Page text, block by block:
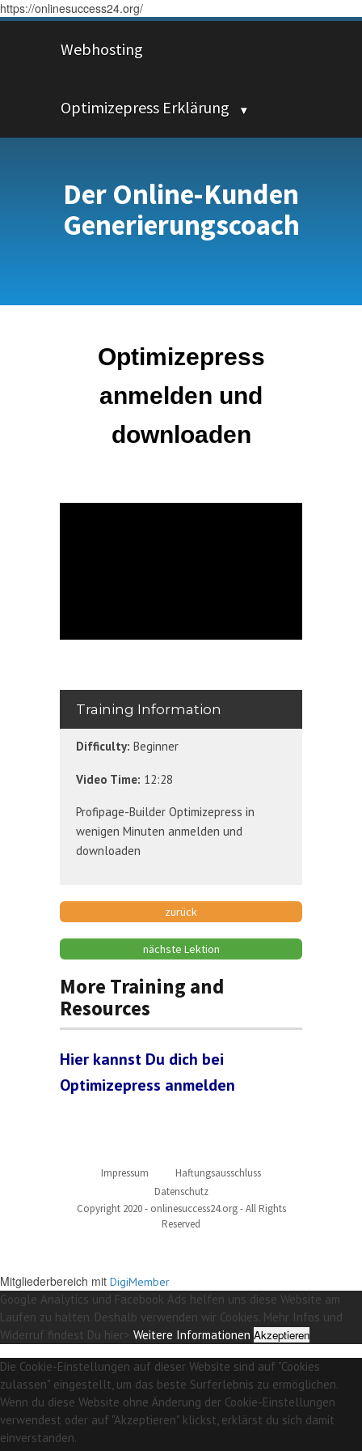
https://onlinesuccess24.org/
Webhosting
Optimizepress Erklärung
Der Online-Kunden
Generierungscoach
Optimizepress
anmelden und
downloaden
Training Information
Difficulty: Beginner
Video Time: 12:28
Profipage-Builder Optimizepress in
wenigen Minuten anmelden und
downloaden
zurück
nächste Lektion
More Training and
Resources
Hier kannst Du dich bei
Optimizepress anmelden
Impressum
Haftungsausschluss
Datenschutz
Copyright 2020 - onlinesuccess24.org - All Rights
Reserved
Mitgliederbereich mit DigiMember
Google Analytics und Facebook Ads helfen uns diese Website am
Laufen zu halten. Deshalb verwenden wir Cookies. Mehr Infos und
Widerruf findest Du hier> Weitere Informationen Akzeptieren
Die Cookie-Einstellungen auf dieser Website sind auf "Cookies
zulassen" eingestellt, um das beste Surferlebnis zu ermöglichen.
Wenn du diese Website ohne Änderung der Cookie-Einstellungen
verwendest oder auf "Akzeptieren" klickst, erklärst du sich damit
einverstanden.